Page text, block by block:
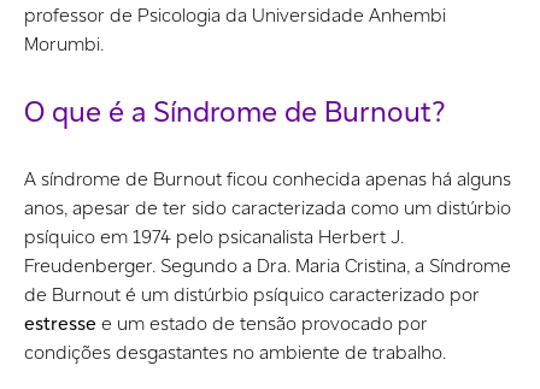
professor de Psicologia da Universidade Anhembi
Morumbi.
O que é a Síndrome de Burnout?
A síndrome de Burnout ficou conhecida apenas há alguns
anos, apesar de ter sido caracterizada como um distúrbio
psíquico em 1974 pelo psicanalista Herbert J.
Freudenberger. Segundo a Dra. Maria Cristina, a Síndrome
de Burnout é um distúrbio psíquico caracterizado por
estresse e um estado de tensão provocado por
condições desgastantes no ambiente de trabalho.